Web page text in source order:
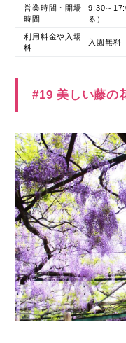
営業時間・開場
時間
9:30～
る）
利用料金や入場
料
入園無料
#19 美しい藤の